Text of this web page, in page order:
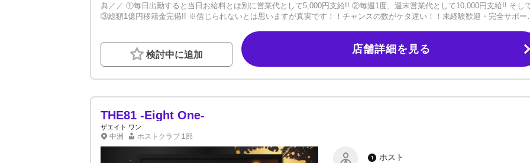
典／／ ①毎日出勤すると当日お給料とは別に営業代として5,000円支給!! ②毎週1度、週末営業代として10,000円支給!! そし
③総額1億円移籍金完備!! ※信じられないとは思いますが真実です！！チャンスの数がケタ違い！！未経験歓迎・完全サポー
らでも同じ給与体制✅永久固定給（固定給は必ずもらえます）✅暴力等一切なし、慰安旅行、レクリエーションあり etc… ゜
+.――゜+.――゜+.――゜+.―― ゜ ＼入店後の給料体制に／ ＼絶対の自信あり／ 当店は「保証」ではなく「固定給」制
です！ 固定給は永久に無くなりませんのでご安心ください。 ゜+.――゜+.――゜+.――゜+.―― ゜ 最初は誰もが未経験
ひその第一歩を、当店で踏み出してください！！ ※経験者・移籍希望者も大歓迎！ ご応募・ご相談お待ちしております！！
検討中に追加 店舗詳細を見る
THE81 -Eight One-
ザエイト ワン
中洲 ホストクラブ 1部
ホスト